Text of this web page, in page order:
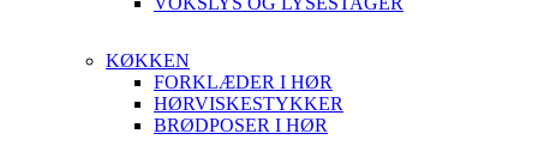
KØKKEN
FORKLÆDER I HØR
HØRVISKESTYKKER
BRØDPOSER I HØR